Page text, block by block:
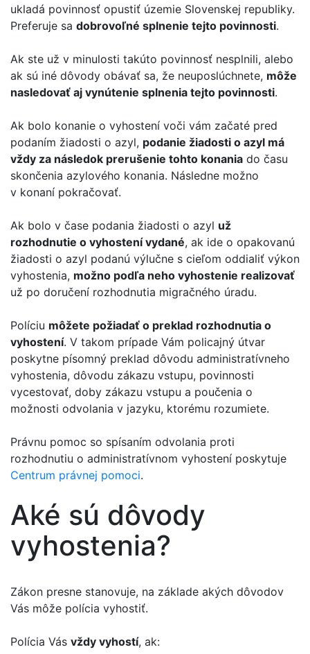
ukladá povinnosť opustiť územie Slovenskej republiky.
Preferuje sa dobrovoľné splnenie tejto povinnosti.
Ak ste už v minulosti takúto povinnosť nesplnili, alebo
ak sú iné dôvody obávať sa, že neuposlúchnete, môže
nasledovať aj vynútenie splnenia tejto povinnosti.
Ak bolo konanie o vyhostení voči vám začaté pred
podaním žiadosti o azyl, podanie žiadosti o azyl má
vždy za následok prerušenie tohto konania do času
skončenia azylového konania. Následne možno
v konaní pokračovať.
Ak bolo v čase podania žiadosti o azyl už
rozhodnutie o vyhostení vydané, ak ide o opakovanú
žiadosti o azyl podanú výlučne s cieľom oddialiť výkon
vyhostenia, možno podľa neho vyhostenie realizovať
už po doručení rozhodnutia migračného úradu.
Políciu môžete požiadať o preklad rozhodnutia o
vyhostení. V takom prípade Vám policajný útvar
poskytne písomný preklad dôvodu administratívneho
vyhostenia, dôvodu zákazu vstupu, povinnosti
vycestovať, doby zákazu vstupu a poučenia o
možnosti odvolania v jazyku, ktorému rozumiete.
Právnu pomoc so spísaním odvolania proti
rozhodnutiu o administratívnom vyhostení poskytuje
Centrum právnej pomoci.
Aké sú dôvody
vyhostenia?
Zákon presne stanovuje, na základe akých dôvodov
Vás môže polícia vyhostiť.
Polícia Vás vždy vyhostí, ak: